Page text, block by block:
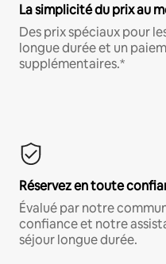
La simplicité du prix au
Des prix spéciaux pour
longue durée et un
supplémentaires.*
Réservez en toute
Évalué par notre
confiance et notre
séjour longue durée.